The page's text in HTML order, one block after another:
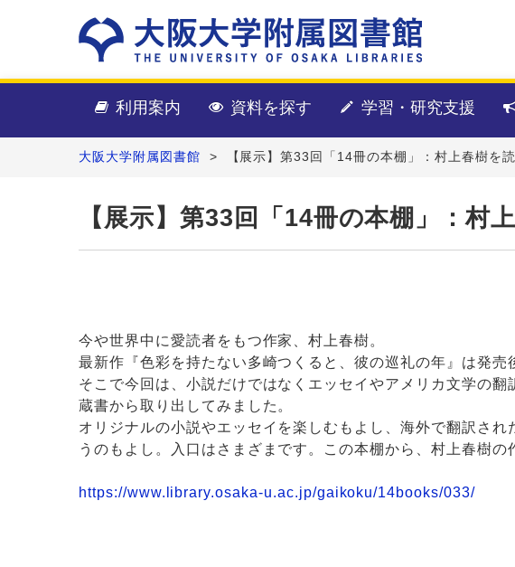
利用案内 資料を探す 学習・研究支援
大阪大学附属図書館 > 【展示】第33回「14冊の本棚」：村上春樹を
【展示】第33回「14冊の本棚」：
今や世界中に愛読者をもつ作家、村上春樹。
最新作『色彩を持たない多崎つくると、彼の巡礼の年』は発
そこで今回は、小説だけではなくエッセイやアメリカ文学の
蔵書から取り出してみました。
オリジナルの小説やエッセイを楽しむもよし、海外で翻訳さ
うのもよし。入口はさまざまです。この本棚から、村上春樹の
https://www.library.osaka-u.ac.jp/gaikoku/14books/033/